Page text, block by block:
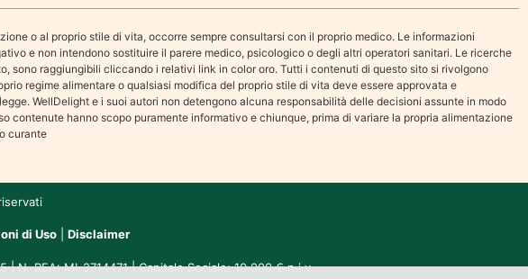
o al proprio stile di vita, occorre sempre consultarsi con il proprio medico. Le informazioni
e non intendono sostituire il parere medico, psicologico o degli altri operatori sanitari. Le ricerche
sono raggiungibili cliccando i relativi link in color oro. Tutti i contenuti di questo sito si rivolgono
regime alimentare o qualsiasi modifica del proprio stile di vita deve essere approvata e
WellDelight e i suoi autori non detengono alcuna responsabilità delle decisioni assunte in modo
contenute hanno scopo puramente informativo e chiunque, prima di variare la propria alimentazione
curante
di Uso Disclaimer
| N. REA: MI-2714471 | Capitale Sociale: 10.000 € n.i.v.